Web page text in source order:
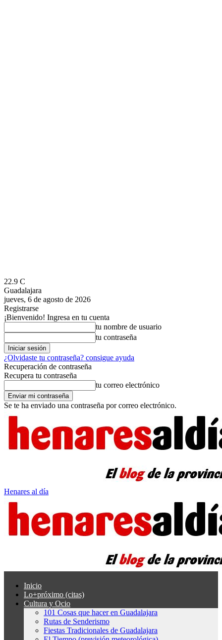
22.9 C
Guadalajara
jueves, 6 de agosto de 2026
Registrarse
¡Bienvenido! Ingresa en tu cuenta
tu nombre de usuario
tu contraseña
¿Olvidaste tu contraseña? consigue ayuda
Recuperación de contraseña
Recupera tu contraseña
tu correo electrónico
Se te ha enviado una contraseña por correo electrónico.
Henares al día
Inicio
Lo+próximo (citas)
Cultura y Ocio
101 Cosas que hacer en Guadalajara
Rutas de Senderismo
Fiestas Tradicionales de Guadalajara